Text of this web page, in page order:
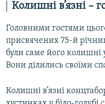
Колишні в’язні –
Головними гостями
присвячених 75-й
були саме його колишні
Вони ділились своїми
Колишні в’язні